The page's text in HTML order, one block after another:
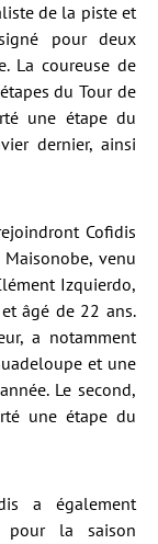
de la piste et
pour deux
La coureuse de
du Tour de
une étape du
dernier, ainsi
Cofidis
venu
Izquierdo,
et âgé de 22 ans.
a notamment
et une
Le second,
une étape du
a également
pour la saison